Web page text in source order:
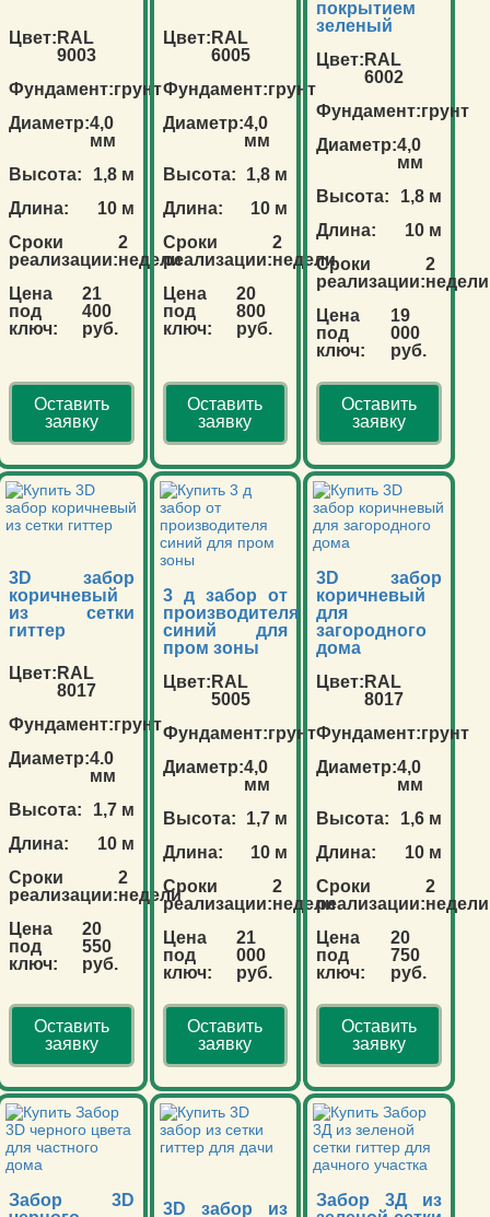
Цвет: RAL
9003
Фундамент:грунт
Диаметр:4,0
мм
Высота:
1,8 м
Длина:
10 м
Сроки
реализации:
2
недели
Цена
под
ключ:
21
400
руб.
Оставить
заявку
Цвет: RAL
6005
Фундамент:грунт
Диаметр:4,0
мм
Высота:
1,8 м
Длина:
10 м
Сроки
реализации:
2
недели
Цена
под
ключ:
20
800
руб.
Оставить
заявку
покрытием
зеленый
Цвет: RAL
6002
Фундамент:грунт
Диаметр:4,0
мм
Высота:
1,8 м
Длина:
10 м
Сроки
реализации:
2
недели
Цена
под
ключ:
19
000
руб.
Оставить
заявку
3D забор
коричневый
из сетки
гиттер
Цвет: RAL
8017
Фундамент:грунт
Диаметр:4.0
мм
Высота:
1,7 м
Длина:
10 м
Сроки
реализации:
2
недели
Цена
под
ключ:
20
550
руб.
Оставить
заявку
3 д забор от
производителя
синий для
пром зоны
Цвет: RAL
5005
Фундамент:грунт
Диаметр:4,0
мм
Высота:
1,7 м
Длина:
10 м
Сроки
реализации:
2
недели
Цена
под
ключ:
21
000
руб.
Оставить
заявку
3D забор
коричневый
для
загородного
дома
Цвет: RAL
8017
Фундамент:грунт
Диаметр:4,0
мм
Высота:
1,6 м
Длина:
10 м
Сроки
реализации:
2
недели
Цена
под
ключ:
20
750
руб.
Оставить
заявку
Забор 3D
3D забор из
Забор 3Д из